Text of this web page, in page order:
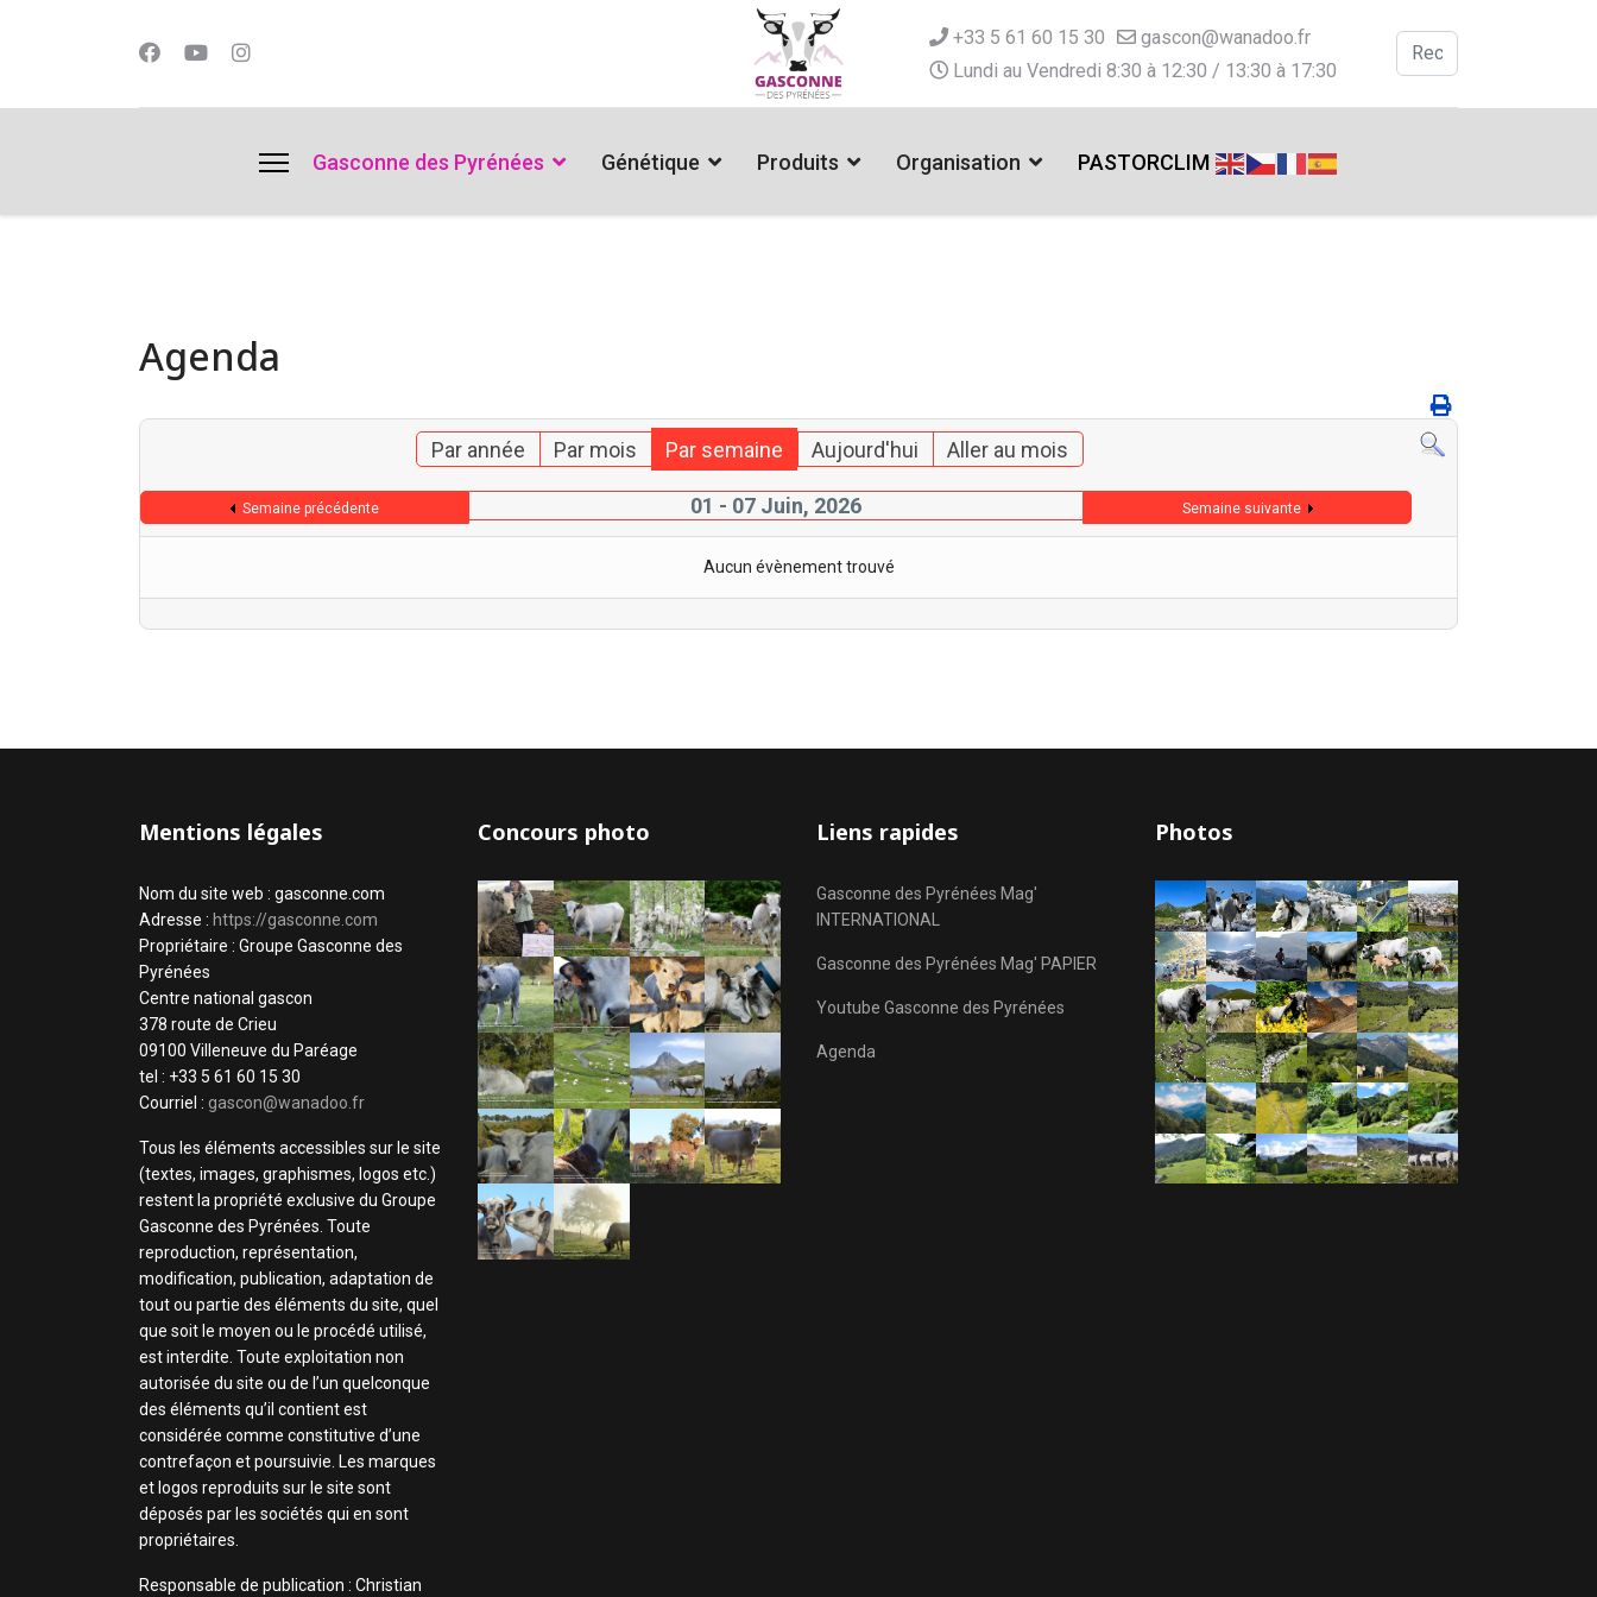
+33 5 61 60 15 30
gascon@wanadoo.fr
Lundi au Vendredi 8:30 à 12:30 / 13:30 à 17:30
Valider
Gasconne des Pyrénées Génétique Produits Organisation PASTORCLIM
Agenda
Par année Par mois Par semaine Aujourd'hui Aller au mois
Semaine précédente 01 - 07 Juin, 2026 Semaine suivante
Aucun évènement trouvé
Mentions légales
Nom du site web : gasconne.com
Adresse : https://gasconne.com
Propriétaire : Groupe Gasconne des
Pyrénées
Centre national gascon
378 route de Crieu
09100 Villeneuve du Paréage
tel : +33 5 61 60 15 30
Courriel : gascon@wanadoo.fr
Tous les éléments accessibles sur le site
(textes, images, graphismes, logos etc.)
restent la propriété exclusive du Groupe
Gasconne des Pyrénées. Toute
reproduction, représentation,
modification, publication, adaptation de
tout ou partie des éléments du site, quel
que soit le moyen ou le procédé utilisé,
est interdite. Toute exploitation non
autorisée du site ou de l’un quelconque
des éléments qu’il contient est
considérée comme constitutive d’une
contrefaçon et poursuivie. Les marques
et logos reproduits sur le site sont
déposés par les sociétés qui en sont
propriétaires.
Responsable de publication : Christian
Concours photo Liens rapides
Gasconne des Pyrénées Mag'
INTERNATIONAL
Gasconne des Pyrénées Mag' PAPIER
Youtube Gasconne des Pyrénées
Agenda
Photos